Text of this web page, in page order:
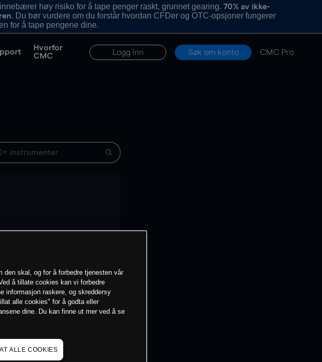
høy risiko for å tape penger raskt, grunnet gearing.70% av ikke-
. Du bør vurdere om du forstår hvordan CFDer og OTC-opsjoner fungerer
for å tape pengene dine.
Hvorfor
CMC
Logg inn Søk om konto CMC Pro
den skal, og for å forbedre tjenesten vår
å tillate cookies kan vi forbedre
informasjon raskere, og skreddersy
alle cookies" for å godta eller
dine. Du kan finne ut mer ved å se
ALLE COOKIES